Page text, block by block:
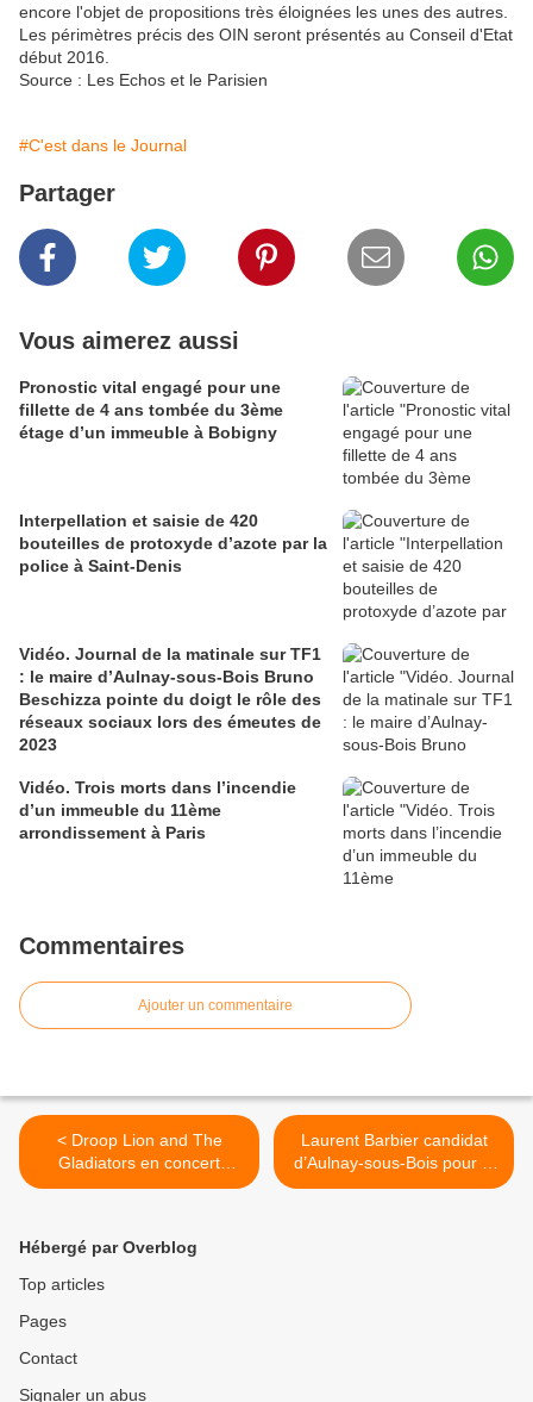
encore l'objet de propositions très éloignées les unes des autres.
Les périmètres précis des OIN seront présentés au Conseil d'Etat
début 2016.
Source : Les Echos et le Parisien
#C'est dans le Journal
Partager
Vous aimerez aussi
Pronostic vital engagé pour une
fillette de 4 ans tombée du 3ème
étage d’un immeuble à Bobigny
Interpellation et saisie de 420
bouteilles de protoxyde d’azote par la
police à Saint-Denis
Vidéo. Journal de la matinale sur TF1
: le maire d’Aulnay-sous-Bois Bruno
Beschizza pointe du doigt le rôle des
réseaux sociaux lors des émeutes de
2023
Vidéo. Trois morts dans l’incendie
d’un immeuble du 11ème
arrondissement à Paris
Commentaires
Ajouter un commentaire
< Droop Lion and The
Gladiators en concert
dimanche au Cap à Aulnay-
Laurent Barbier candidat
d’Aulnay-sous-Bois pour le
Front de Gauche aux
Hébergé par Overblog
Top articles
Pages
Contact
Signaler un abus